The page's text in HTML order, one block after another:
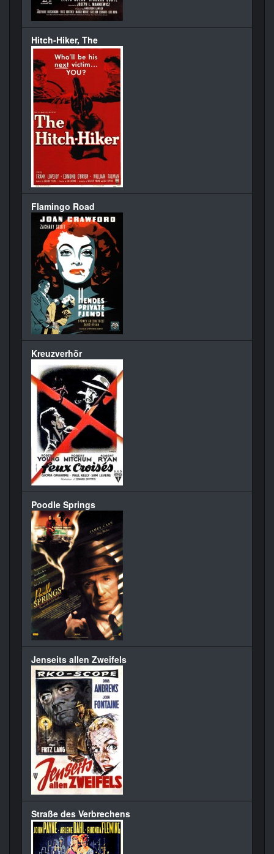
Hitch-Hiker, The
Flamingo Road
Kreuzverhör
Poodle Springs
Jenseits allen Zweifels
Straße des Verbrechens